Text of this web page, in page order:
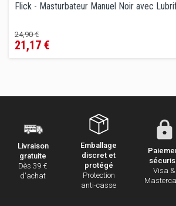
Flick - Masturbateur Manuel Noir avec
Prix
de
24,90 €Prix
21,17 €
Livraison
gratuite
Dès 39 €
d'achat
Emballage
discret et
protégé
Protection
anti-casse
Visa &